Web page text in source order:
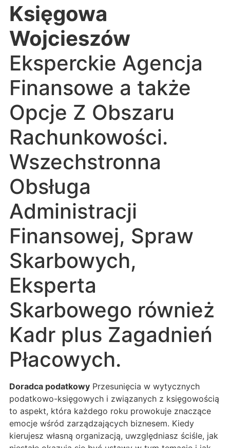
Księgowa
Wojcieszów
Eksperckie Agencja
Finansowe a także
Opcje Z Obszaru
Rachunkowości.
Wszechstronna
Obsługa
Administracji
Finansowej, Spraw
Skarbowych,
Eksperta
Skarbowego również
Kadr plus Zagadnień
Płacowych.
Doradca podatkowy Przesunięcia w wytycznych
podatkowo-księgowych i związanych z księgowością
to aspekt, która każdego roku prowokuje znaczące
emocje wśród zarządzających biznesem. Kiedy
kierujesz własną organizacją, uwzględniasz ściśle, jak